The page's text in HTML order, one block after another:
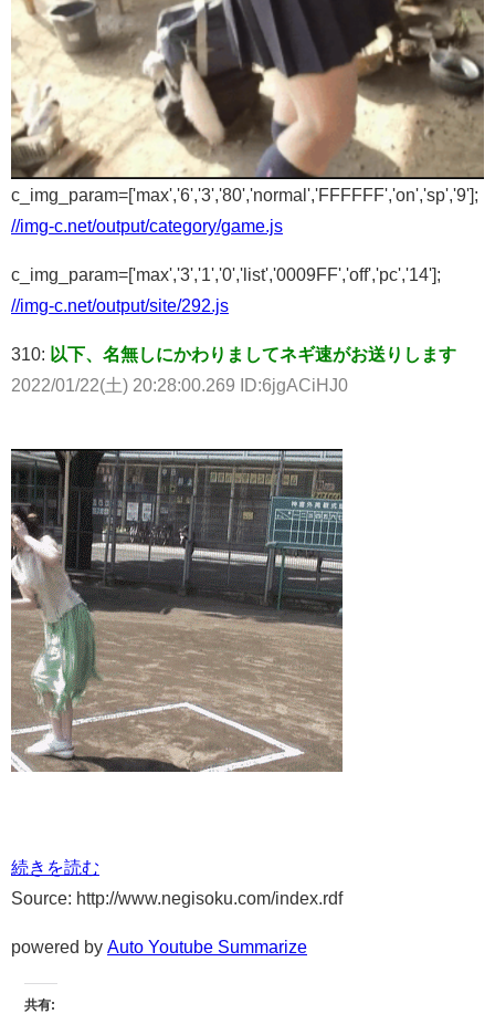
c_img_param=['max','6','3','80','normal','FFFFFF','on','sp','9'];
//img-c.net/output/category/game.js
c_img_param=['max','3','1','0','list','0009FF','off','pc','14'];
//img-c.net/output/site/292.js
310: 以下、名無しにかわりましてネギ速がお送りします
2022/01/22(土) 20:28:00.269 ID:6jgACiHJ0
続きを読む
Source: http://www.negisoku.com/index.rdf
powered by Auto Youtube Summarize
共有: